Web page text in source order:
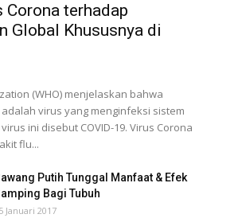
Corona terhadap
Global Khususnya di
(WHO) menjelaskan bahwa
virus yang menginfeksi sistem
ini disebut COVID-19. Virus Corona
flu...
Putih Tunggal Manfaat & Efek
Bagi Tubuh
Januari 2017